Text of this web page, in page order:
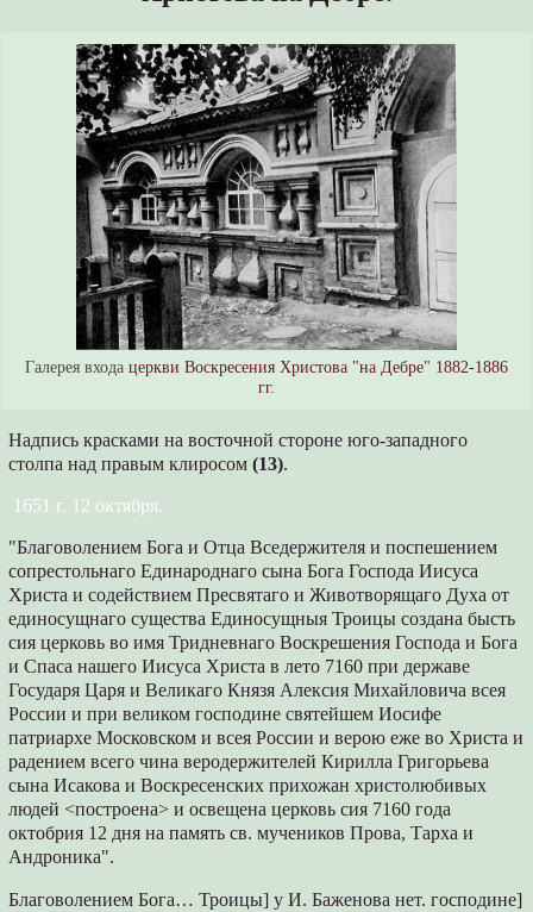
Галерея входа церкви Воскресения Христова "на Дебре" 1882-1886
гг.
Надпись красками на восточной стороне юго-западного
столпа над правым клиросом(13).
1651 г. 12 октября.
"Благоволением Бога и Отца Вседержителя и поспешением
сопрестольнаго Единароднаго сына Бога Господа Иисуса
Христа и содействием Пресвятаго и Животворящаго Духа от
единосущнаго существа Единосущныя Троицы создана бысть
сия церковь во имя Тридневнаго Воскрешения Господа и Бога
и Спаса нашего Иисуса Христа в лето 7160 при державе
Государя Царя и Великаго Князя Алексия Михайловича всея
России и при великом господине святейшем Иосифе
патриархе Московском и всея России и верою еже во Христа и
радением всего чина веродержителей Кирилла Григорьева
сына Исакова и Воскресенских прихожан христолюбивых
людей <построена> и освещена церковь сия 7160 года
октобрия 12 дня на память св. мучеников Прова, Тарха и
Андроника".
Благоволением Бога… Троицы] у И. Баженова нет. господине]